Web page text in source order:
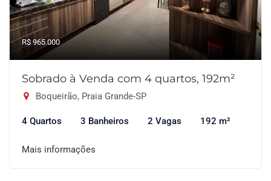
R$ 965.000
Sobrado à Venda com 4 quartos, 192m²
Boqueirão, Praia Grande-SP
4 Quartos 3 Banheiros 2 Vagas 192 m²
Mais informações